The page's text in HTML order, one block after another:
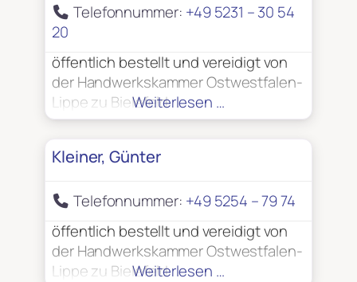
Telefonnummer: +49 5231 – 30 54
20
öffentlich bestellt und vereidigt von
der Handwerkskammer Ostwestfalen-
Lippe zu BielefeldWeiterlesen …
Kleiner, Günter
Telefonnummer: +49 5254 – 79 74
öffentlich bestellt und vereidigt von
der Handwerkskammer Ostwestfalen-
Lippe zu BielefeldWeiterlesen …